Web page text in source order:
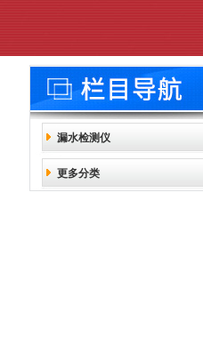
漏水检测仪
更多分类